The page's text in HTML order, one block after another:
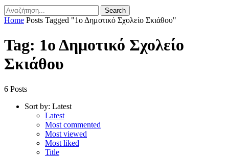
Home Posts Tagged "1ο Δημοτικό Σχολείο Σκιάθου"
Tag: 1ο Δημοτικό Σχολείο
Σκιάθου
6 Posts
Sort by: Latest
Latest
Most commented
Most viewed
Most liked
Title